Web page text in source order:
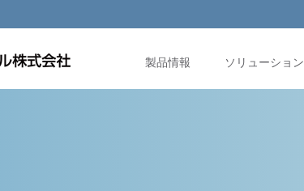
製品情報 ソリューション